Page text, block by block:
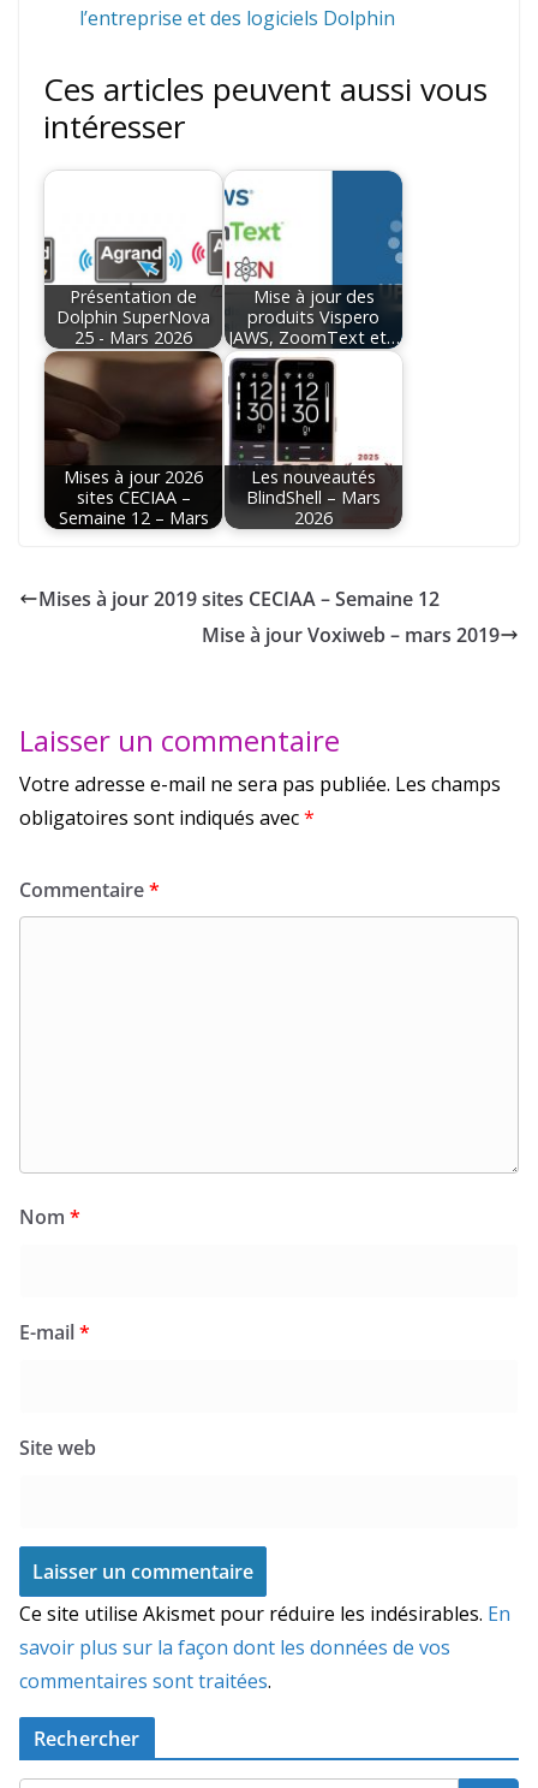
l’entreprise et des logiciels Dolphin
Ces articles peuvent aussi vous
intéresser
Présentation de
Dolphin SuperNova
25 - Mars 2026
Mise à jour des
produits Vispero
JAWS, ZoomText et…
Mises à jour 2026
sites CECIAA –
Semaine 12 – Mars
Les nouveautés
BlindShell – Mars
2026
Mises à jour 2019 sites CECIAA – Semaine 12
Mise à jour Voxiweb – mars 2019
Laisser un commentaire
Votre adresse e-mail ne sera pas publiée. Les champs
obligatoires sont indiqués avec*
Commentaire*
Nom *
E-mail*
Site web
Ce site utilise Akismet pour réduire les indésirables. En
savoir plus sur la façon dont les données de vos
commentaires sont traitées.
Rechercher